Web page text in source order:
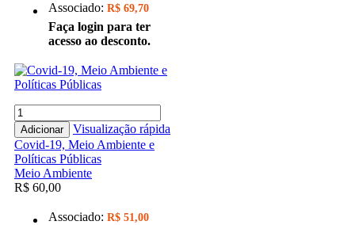
Associado: R$ 69,70
Faça login para ter
acesso ao desconto.
Adicionar
Visualização rápida
Covid-19, Meio Ambiente e
Políticas Públicas
Meio Ambiente
R$ 60,00
Associado: R$ 51,00